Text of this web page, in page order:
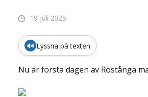
19 juli 2025
🔊 Lyssna på texten
Nu är första dagen av Röstånga